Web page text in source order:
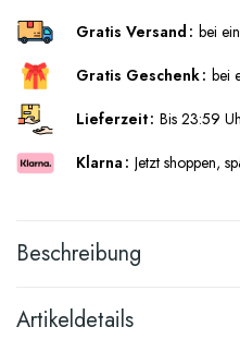
Gratis Versand bei
Gratis Geschenk bei
Lieferzeit Bis 23:59
Klarna Jetzt shoppen,
Beschreibung
Artikeldetails